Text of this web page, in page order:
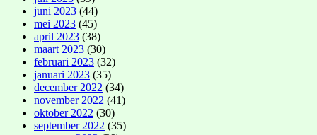
juni 2023 (44)
mei 2023 (45)
april 2023 (38)
maart 2023 (30)
februari 2023 (32)
januari 2023 (35)
december 2022 (34)
november 2022 (41)
oktober 2022 (30)
september 2022 (35)